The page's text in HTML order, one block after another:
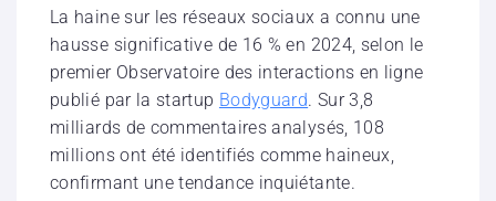
La haine sur les réseaux sociaux a connu une
hausse significative de 16 % en 2024, selon le
premier Observatoire des interactions en ligne
publié par la startup Bodyguard. Sur 3,8
milliards de commentaires analysés, 108
millions ont été identifiés comme haineux,
confirmant une tendance inquiétante.